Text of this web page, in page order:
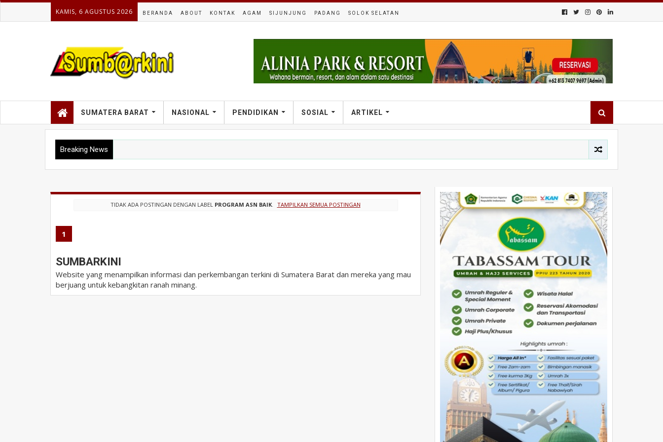
KAMIS, 6 AGUSTUS 2026 BERANDA ABOUT KONTAK AGAM SIJUNJUNG PADANG SOLOK SELATAN
SUMATERA BARAT NASIONAL PENDIDIKAN SOSIAL ARTIKEL
Breaking News
TIDAK ADA POSTINGAN DENGAN LABEL PROGRAM ASN BAIK. TAMPILKAN SEMUA POSTINGAN
1
SUMBARKINI
Website yang menampilkan informasi dan perkembangan terkini di Sumatera Barat dan mereka yang mau
berjuang untuk kebangkitan ranah minang.